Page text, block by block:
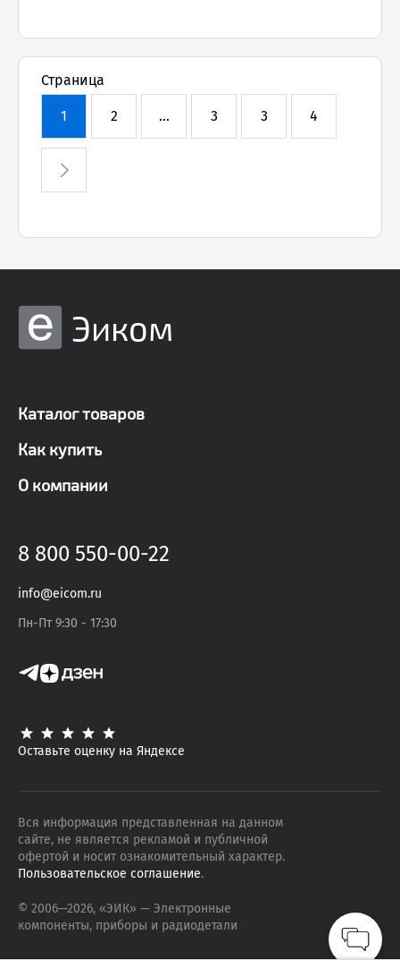
Страница
1 2 ... 3 3 4
Эиком
Каталог товаров
Как купить
О компании
8 800 550-00-22
info@eicom.ru
Пн-Пт 9:30 - 17:30
Оставьте оценку на Яндексе
Вся информация представленная на данном
сайте, не является рекламой и публичной
офертой и носит ознакомительный характер.
Пользовательское соглашение.
© 2006—2026, «ЭИК» — Электронные
компоненты, приборы и радиодетали